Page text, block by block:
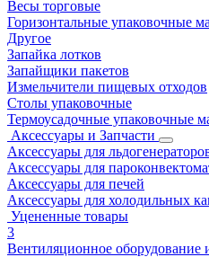
Весы торговые
Горизонтальные упаковочные
Другое
Запайка лотков
Запайщики пакетов
Измельчители пищевых отходов
Столы упаковочные
Термоусадочные упаковочные
Аксессуары и Запчасти
Аксессуары для
Аксессуары для
Аксессуары для печей
Аксессуары для холодильных
Уцененные товары
3
Вентиляционное оборудование